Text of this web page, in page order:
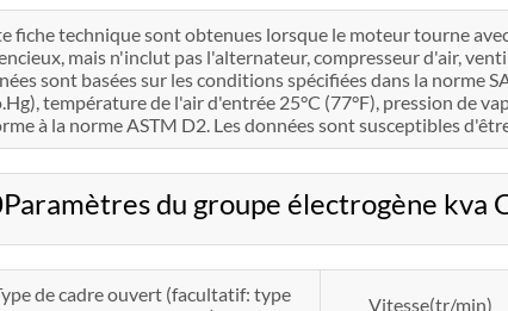
fiche technique sont obtenues lorsque le moteur tourne
mais n'inclut pas l'alternateur, compresseur d'air,
sont basées sur les conditions spécifiées dans la norme
température de l'air d'entrée 25°C (77°F), pression de
à la norme ASTM D2. Les données sont susceptibles
du groupe électrogène kva
de cadre ouvert (facultatif: type
Vitesse(tr/min)